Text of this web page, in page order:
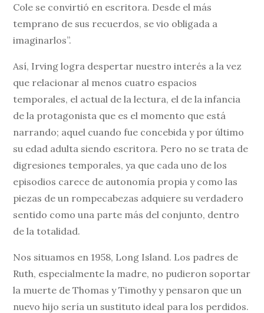
Cole se convirtió en escritora. Desde el más
temprano de sus recuerdos, se vio obligada a
imaginarlos”.
Así, Irving logra despertar nuestro interés a la vez
que relacionar al menos cuatro espacios
temporales, el actual de la lectura, el de la infancia
de la protagonista que es el momento que está
narrando; aquel cuando fue concebida y por último
su edad adulta siendo escritora. Pero no se trata de
digresiones temporales, ya que cada uno de los
episodios carece de autonomía propia y como las
piezas de un rompecabezas adquiere su verdadero
sentido como una parte más del conjunto, dentro
de la totalidad.
Nos situamos en 1958, Long Island. Los padres de
Ruth, especialmente la madre, no pudieron soportar
la muerte de Thomas y Timothy y pensaron que un
nuevo hijo sería un sustituto ideal para los perdidos.